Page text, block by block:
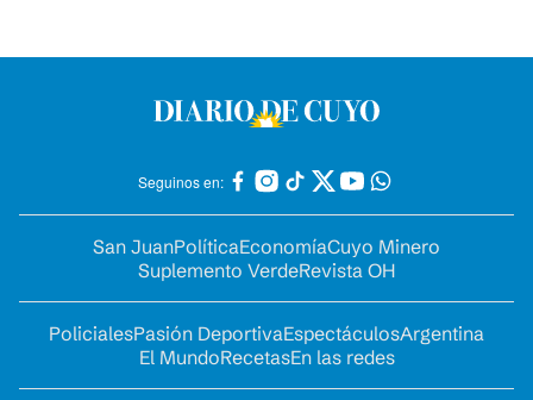
Seguinos en:
San JuanPolíticaEconomíaCuyo Minero
Suplemento VerdeRevista OH
PolicialesPasión DeportivaEspectáculosArgentina
El MundoRecetasEn las redes